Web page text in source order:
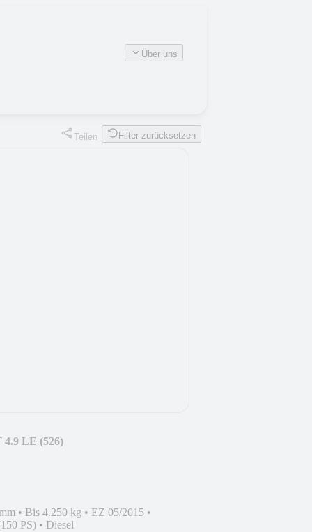
Über uns
Teilen Filter zurücksetzen
4.9 LE (526)
• Bis 4.250 kg • EZ 05/2015 •
PS) • Diesel